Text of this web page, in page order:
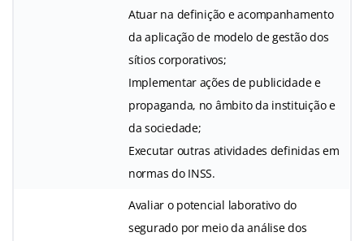
Atuar na definição e acompanhamento
da aplicação de modelo de gestão dos
sítios corporativos;
Implementar ações de publicidade e
propaganda, no âmbito da instituição e
da sociedade;
Executar outras atividades definidas em
normas do INSS.
Avaliar o potencial laborativo do
segurado por meio da análise dos